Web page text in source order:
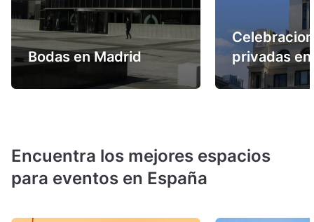
Bodas en Madrid
privadas
Encuentra los mejores espacios
para eventos en España